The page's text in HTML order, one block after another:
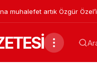
muhalefet artık Özgür
CHP beşinci partiye düştü,
değişti